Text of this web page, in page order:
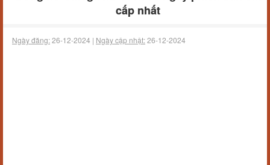
cấp nhất
Ngày đăng:26-12-2024 | Ngày cập nhật:26-12-2024